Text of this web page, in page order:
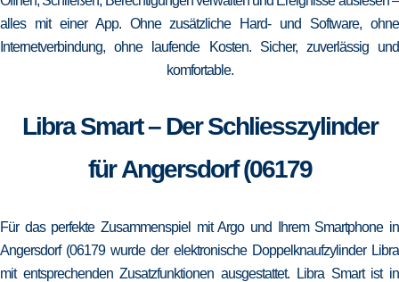
alles mit einer App. Ohne zusätzliche Hard- und Software, ohne
Internetverbindung, ohne laufende Kosten. Sicher, zuverlässig und
komfortable.
Libra Smart – Der Schliesszylinder
für Angersdorf (06179
Für das perfekte Zusammenspiel mit Argo und Ihrem Smartphone in
Angersdorf (06179 wurde der elektronische Doppelknaufzylinder Libra
mit entsprechenden Zusatzfunktionen ausgestattet. Libra Smart ist in